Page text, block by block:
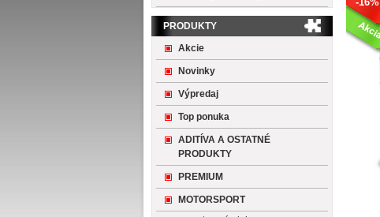
PRODUKTY
Akcie
Novinky
Výpredaj
Top ponuka
ADITÍVA A OSTATNÉ
PRODUKTY
PREMIUM
MOTORSPORT